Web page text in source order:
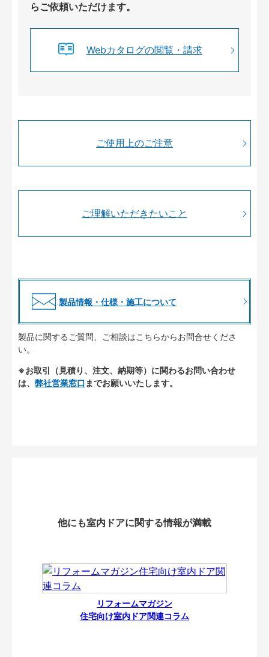
らご依頼いただけます。
Webカタログの閲覧・請求
ご使用上のご注意
ご理解いただきたいこと
製品情報・仕様・施工について
製品に関するご質問、ご相談はこちらからお問合せくださ
い。
※お取引（見積り、注文、納期等）に関わるお問い合わせ
は、 弊社営業窓口 までお願いいたします。
他にも室内ドアに関する情報が満載
リフォームマガジン
住宅向け室内ドア関連コラム